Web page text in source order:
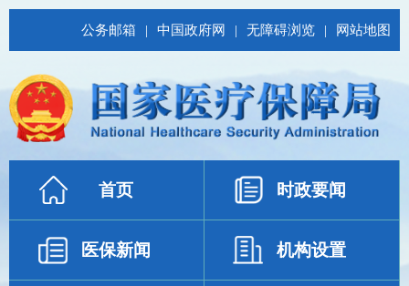
公务邮箱 | 中国政府网 | 无障碍浏览 | 网站地图
首页 时政要闻
医保新闻 机构设置